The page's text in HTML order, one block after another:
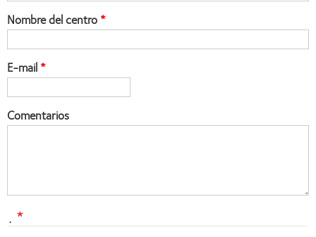
Nombre del centro
E-mail
Comentarios
.